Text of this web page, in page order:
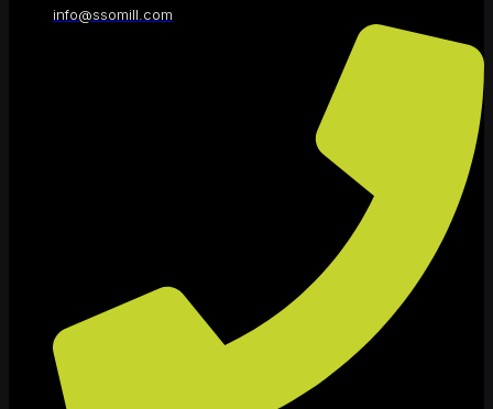
info@ssomill.com